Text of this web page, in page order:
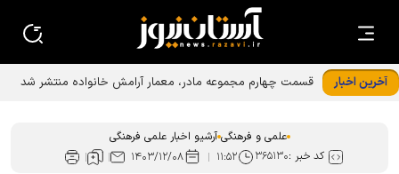
آخرین اخبار قسمت چهارم مجموعه مادر، معمار آرامش خانواده منتشر شد
علمی و فرهنگی آرشیو اخبار علمی فرهنگی
کد خبر :۳۶۵۱۳۰ ۱۱:۵۲ ۱۴۰۳/۱۲/۰۸